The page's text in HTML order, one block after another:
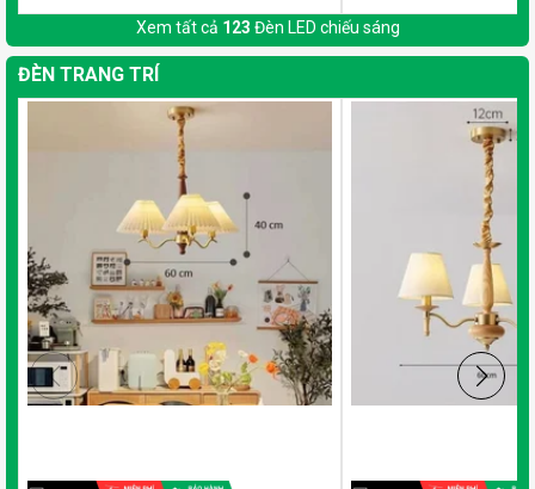
Xem tất cả 123 Đèn LED chiếu sáng
ĐÈN TRANG TRÍ